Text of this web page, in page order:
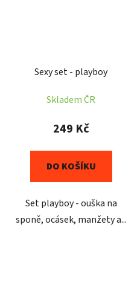
Sexy set - playboy
Skladem ČR
249 Kč
DO KOŠÍKU
Set playboy - ouška na
sponě, ocásek, manžety a...